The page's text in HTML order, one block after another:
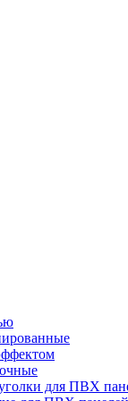
для ПВХ